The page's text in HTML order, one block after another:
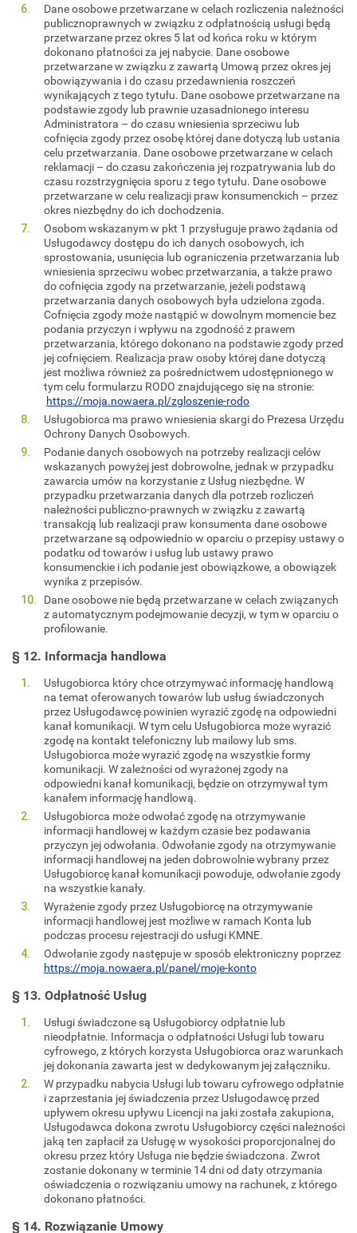
Dane osobowe przetwarzane w celach rozliczenia należności
publicznoprawnych w związku z odpłatnością usługi będą
przetwarzane przez okres 5 lat od końca roku w którym
dokonano płatności za jej nabycie. Dane osobowe
przetwarzane w związku z zawartą Umową przez okres jej
obowiązywania i do czasu przedawnienia roszczeń
wynikających z tego tytułu. Dane osobowe przetwarzane na
podstawie zgody lub prawnie uzasadnionego interesu
Administratora – do czasu wniesienia sprzeciwu lub
cofnięcia zgody przez osobę której dane dotyczą lub ustania
celu przetwarzania. Dane osobowe przetwarzane w celach
reklamacji – do czasu zakończenia jej rozpatrywania lub do
czasu rozstrzygnięcia sporu z tego tytułu. Dane osobowe
przetwarzane w celu realizacji praw konsumenckich – przez
okres niezbędny do ich dochodzenia.
Osobom wskazanym w pkt 1 przysługuje prawo żądania od
Usługodawcy dostępu do ich danych osobowych, ich
sprostowania, usunięcia lub ograniczenia przetwarzania lub
wniesienia sprzeciwu wobec przetwarzania, a także prawo
do cofnięcia zgody na przetwarzanie, jeżeli podstawą
przetwarzania danych osobowych była udzielona zgoda.
Cofnięcia zgody może nastąpić w dowolnym momencie bez
podania przyczyn i wpływu na zgodność z prawem
przetwarzania, którego dokonano na podstawie zgody przed
jej cofnięciem. Realizacja praw osoby której dane dotyczą
jest możliwa również za pośrednictwem udostępnionego w
tym celu formularzu RODO znajdującego się na stronie:
https://moja.nowaera.pl/zgloszenie-rodo
Usługobiorca ma prawo wniesienia skargi do Prezesa Urzędu
Ochrony Danych Osobowych.
Podanie danych osobowych na potrzeby realizacji celów
wskazanych powyżej jest dobrowolne, jednak w przypadku
zawarcia umów na korzystanie z Usług niezbędne. W
przypadku przetwarzania danych dla potrzeb rozliczeń
należności publiczno-prawnych w związku z zawartą
transakcją lub realizacji praw konsumenta dane osobowe
przetwarzane są odpowiednio w oparciu o przepisy ustawy o
podatku od towarów i usług lub ustawy prawo
konsumenckie i ich podanie jest obowiązkowe, a obowiązek
wynika z przepisów.
Dane osobowe nie będą przetwarzane w celach związanych
z automatycznym podejmowanie decyzji, w tym w oparciu o
profilowanie.
§ 12. Informacja handlowa
Usługobiorca który chce otrzymywać informację handlową
na temat oferowanych towarów lub usług świadczonych
przez Usługodawcę powinien wyrazić zgodę na odpowiedni
kanał komunikacji. W tym celu Usługobiorca może wyrazić
zgodę na kontakt telefoniczny lub mailowy lub sms.
Usługobiorca może wyrazić zgodę na wszystkie formy
komunikacji. W zależności od wyrażonej zgody na
odpowiedni kanał komunikacji, będzie on otrzymywał tym
kanałem informację handlową.
Usługobiorca może odwołać zgodę na otrzymywanie
informacji handlowej w każdym czasie bez podawania
przyczyn jej odwołania. Odwołanie zgody na otrzymywanie
informacji handlowej na jeden dobrowolnie wybrany przez
Usługobiorcę kanał komunikacji powoduje, odwołanie zgody
na wszystkie kanały.
Wyrażenie zgody przez Usługobiorcę na otrzymywanie
informacji handlowej jest możliwe w ramach Konta lub
podczas procesu rejestracji do usługi KMNE.
Odwołanie zgody następuje w sposób elektroniczny poprzez
https://moja.nowaera.pl/panel/moje-konto
§ 13. Odpłatność Usług
Usługi świadczone są Usługobiorcy odpłatnie lub
nieodpłatnie. Informacja o odpłatności Usługi lub towaru
cyfrowego, z których korzysta Usługobiorca oraz warunkach
jej dokonania zawarta jest w dedykowanym jej załączniku.
W przypadku nabycia Usługi lub towaru cyfrowego odpłatnie
i zaprzestania jej świadczenia przez Usługodawcę przed
upływem okresu upływu Licencji na jaki została zakupiona,
Usługodawca dokona zwrotu Usługobiorcy części należności
jaką ten zapłacił za Usługę w wysokości proporcjonalnej do
okresu przez który Usługa nie będzie świadczona. Zwrot
zostanie dokonany w terminie 14 dni od daty otrzymania
oświadczenia o rozwiązaniu umowy na rachunek, z którego
dokonano płatności.
§ 14. Rozwiązanie Umowy